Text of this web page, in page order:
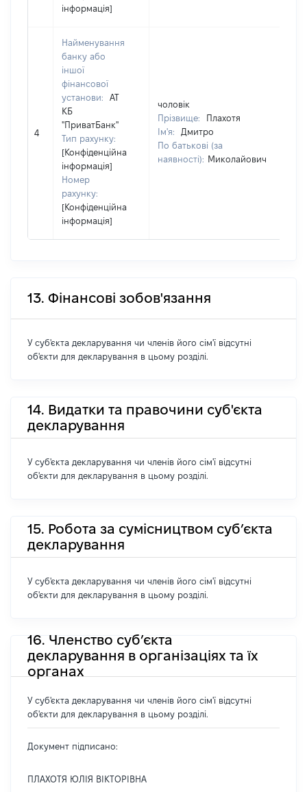
інформація]
4
Найменування
банку або
іншої
фінансової
установи:
АТ
КБ
"ПриватБанк"
Тип рахунку:
[Конфіденційна
інформація]
Номер
рахунку:
[Конфіденційна
інформація]
чоловік
Прізвище:
Плахотя
Ім'я:
Дмитро
По батькові (за
наявності): Миколайович
13. Фінансові зобов'язання
У суб'єкта декларування чи членів його сім'ї відсутні
об'єкти для декларування в цьому розділі.
14. Видатки та правочини суб'єкта
декларування
У суб'єкта декларування чи членів його сім'ї відсутні
об'єкти для декларування в цьому розділі.
15. Робота за сумісництвом суб’єкта
декларування
У суб'єкта декларування чи членів його сім'ї відсутні
об'єкти для декларування в цьому розділі.
16. Членство суб’єкта
декларування в організаціях та їх
органах
У суб'єкта декларування чи членів його сім'ї відсутні
об'єкти для декларування в цьому розділі.
Документ підписано:
ПЛАХОТЯ ЮЛІЯ ВІКТОРІВНА